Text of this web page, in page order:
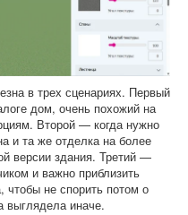
в трех сценариях. Первый
дом, очень похожий на
Второй — когда нужно
и та же отделка на более
версии здания. Третий —
и важно приблизить
не спорить потом о
выглядела иначе.